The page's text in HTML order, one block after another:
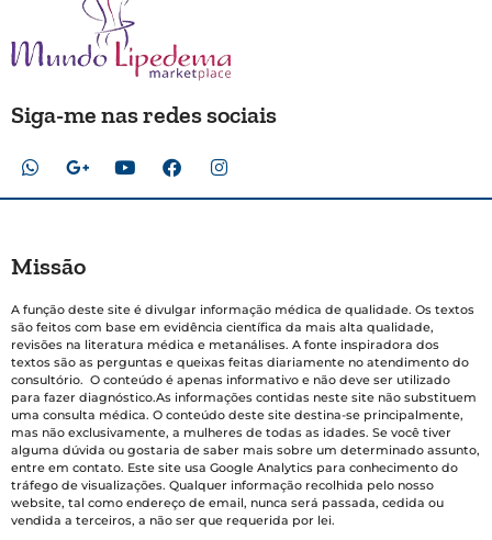
Siga-me nas redes sociais
Missão
A função deste site é divulgar informação médica de qualidade. Os textos
são feitos com base em evidência científica da mais alta qualidade,
revisões na literatura médica e metanálises. A fonte inspiradora dos
textos são as perguntas e queixas feitas diariamente no atendimento do
consultório. O conteúdo é apenas informativo e não deve ser utilizado
para fazer diagnóstico.As informações contidas neste site não substituem
uma consulta médica. O conteúdo deste site destina-se principalmente,
mas não exclusivamente, a mulheres de todas as idades. Se você tiver
alguma dúvida ou gostaria de saber mais sobre um determinado assunto,
entre em contato. Este site usa Google Analytics para conhecimento do
tráfego de visualizações. Qualquer informação recolhida pelo nosso
website, tal como endereço de email, nunca será passada, cedida ou
vendida a terceiros, a não ser que requerida por lei.